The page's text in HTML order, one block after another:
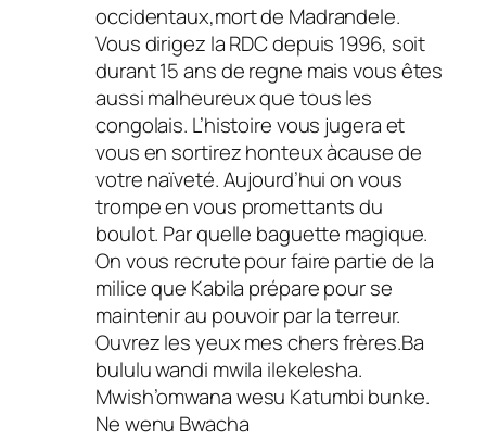
occidentaux,mort de Madrandele.
Vous dirigez la RDC depuis 1996, soit
durant 15 ans de regne mais vous êtes
aussi malheureux que tous les
congolais. L’histoire vous jugera et
vous en sortirez honteux àcause de
votre naïveté. Aujourd’hui on vous
trompe en vous promettants du
boulot. Par quelle baguette magique.
On vous recrute pour faire partie de la
milice que Kabila prépare pour se
maintenir au pouvoir par la terreur.
Ouvrez les yeux mes chers frères.Ba
bululu wandi mwila ilekelesha.
Mwish’omwana wesu Katumbi bunke.
Ne wenu Bwacha